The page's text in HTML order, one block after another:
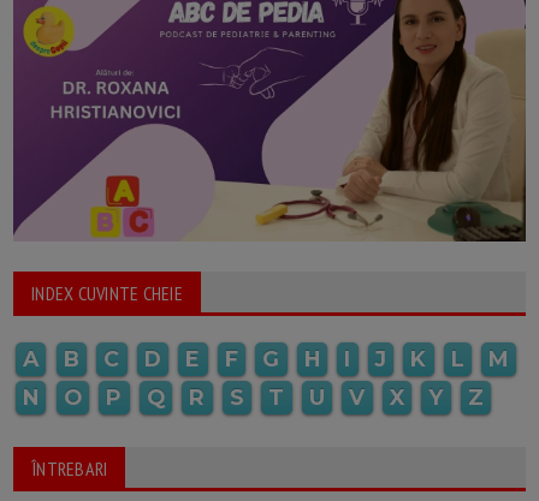
INDEX CUVINTE CHEIE
A B C D E F G H I J K L
M
N
O P Q R S T U V X Y Z
ÎNTREBARI